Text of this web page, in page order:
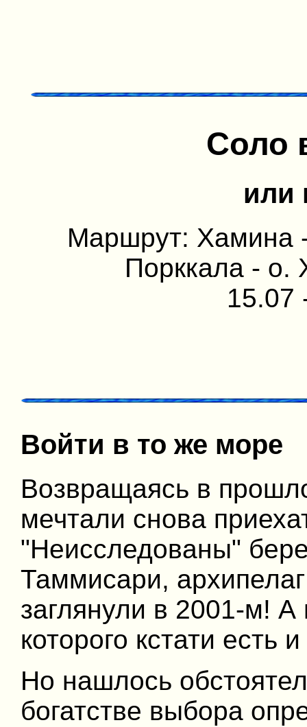
Соло
или
Маршрут: Хамина
Порккала - о.
15.07
Войти в то же море
Возвращаясь в
мечтали снова
"Неисследованы"
Таммисари,
заглянули в 2001-м! А
которого кстати есть
Но нашлось
богатстве выбора